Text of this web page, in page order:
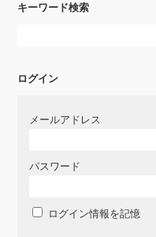
キーワード検索
ログイン
メールアドレス
パスワード
ログイン情報を記憶